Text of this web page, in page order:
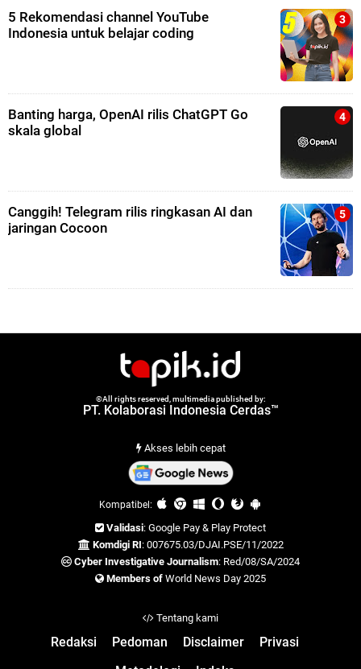
5 Rekomendasi channel YouTube
Indonesia untuk belajar coding
Banting harga, OpenAI rilis ChatGPT Go
skala global
Canggih! Telegram rilis ringkasan AI dan
jaringan Cocoon
©All rights reserved, multimedia published by:
PT. Kolaborasi Indonesia Cerdas™
Akses lebih cepat
Kompatibel:
Validasi: Google Pay & Play Protect
Komdigi RI: 007675.03/DJAI.PSE/11/2022
Cyber Investigative Journalism: Red/08/SA/2024
Members of World News Day 2025
Tentang kami
Redaksi Pedoman Disclaimer
Privasi